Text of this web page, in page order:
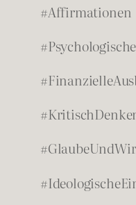
#Affirmationen